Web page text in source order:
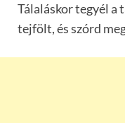
Tálaláskor tegyél a
tejfölt, és szórd